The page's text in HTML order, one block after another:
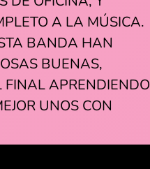
A LA MÚSICA.
BANDA HAN
BUENAS,
FINAL APRENDIENDO
UNOS CON